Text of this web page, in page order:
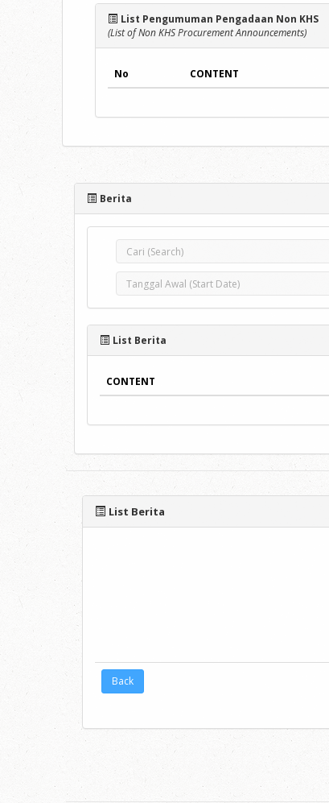
List Pengumuman Pengadaan Non KHS
(List of Non KHS Procurement Announcements)
No CONTENT
Berita
List Berita
CONTENT
List Berita
Back